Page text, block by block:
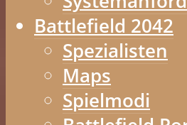
Battlefield 2042
Spezialisten
Maps
Spielmodi